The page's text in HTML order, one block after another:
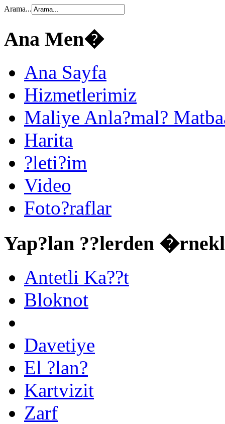
Arama...
Ana Men�
Ana Sayfa
Hizmetlerimiz
Maliye Anla?mal?
Harita
?leti?im
Video
Foto?raflar
Yap?lan ??lerden
Antetli Ka??t
Bloknot
Davetiye
El ?lan?
Kartvizit
Zarf